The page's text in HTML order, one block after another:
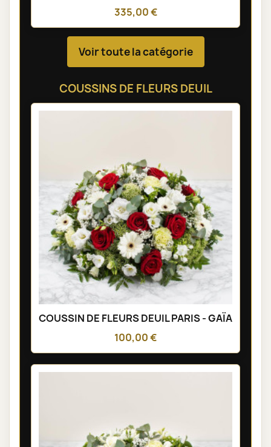
335,00 €
Voir toute la catégorie
COUSSINS DE FLEURS DEUIL
COUSSIN DE FLEURS DEUIL PARIS - GAÏA
100,00 €